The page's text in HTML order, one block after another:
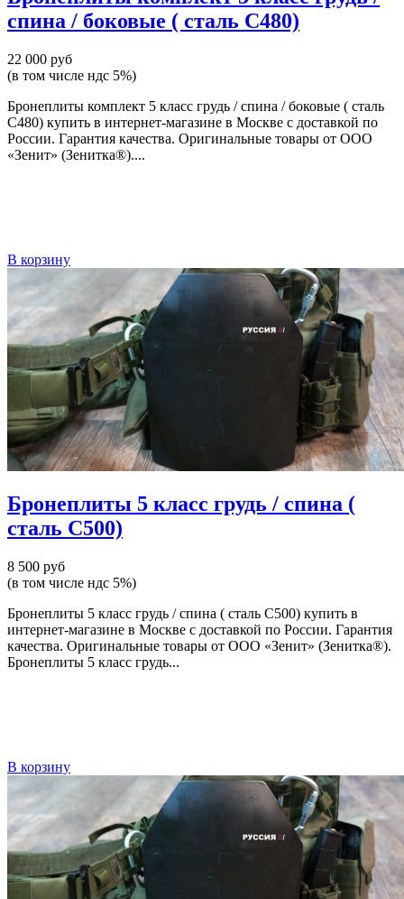
спина / боковые ( сталь С480)
22 000 руб
(в том числе ндс 5%)
Бронеплиты комплект 5 класс грудь / спина / боковые ( сталь
С480) купить в интернет-магазине в Москве с доставкой по
России. Гарантия качества. Оригинальные товары от ООО
«Зенит» (Зенитка®)....
В корзину
Бронеплиты 5 класс грудь / спина (
сталь С500)
8 500 руб
(в том числе ндс 5%)
Бронеплиты 5 класс грудь / спина ( сталь С500) купить в
интернет-магазине в Москве с доставкой по России. Гарантия
качества. Оригинальные товары от ООО «Зенит» (Зенитка®).
Бронеплиты 5 класс грудь...
В корзину